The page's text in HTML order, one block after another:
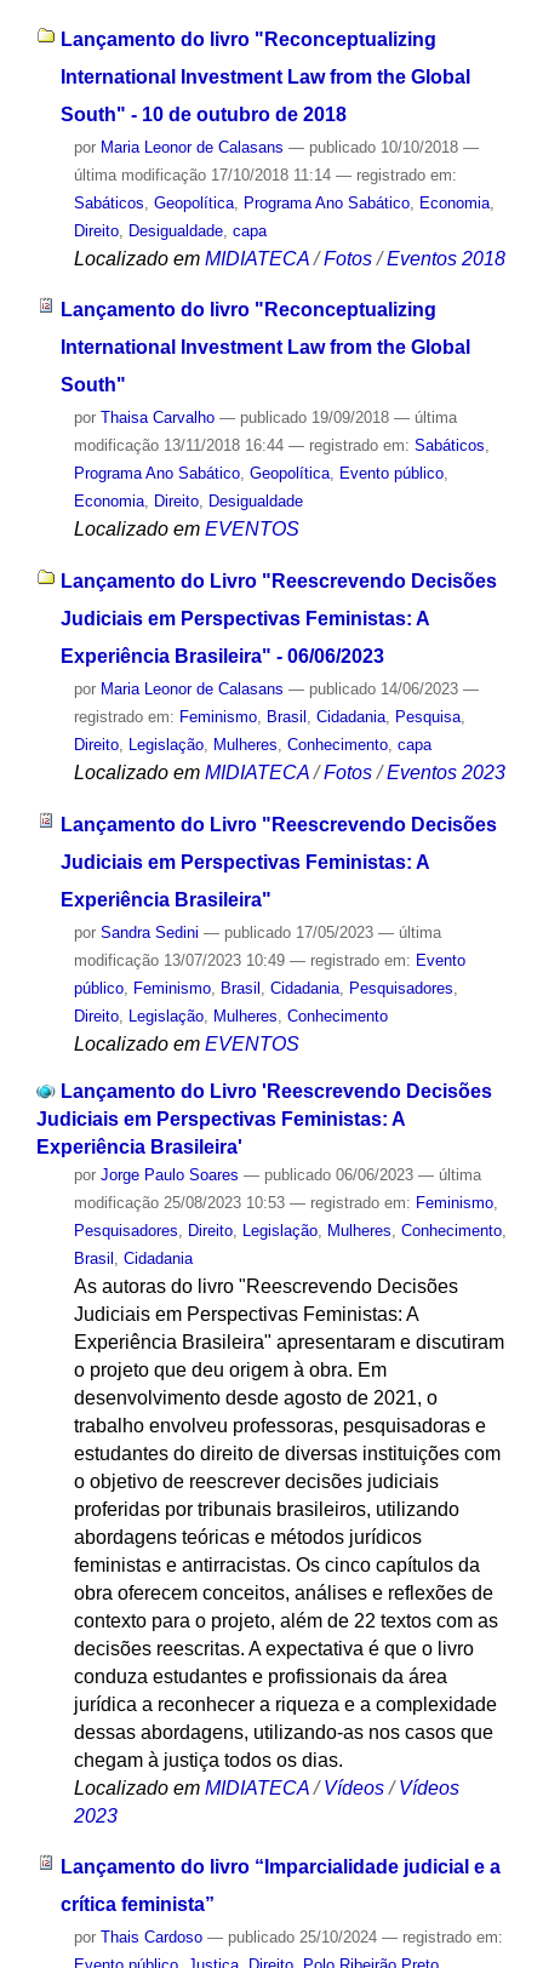
Lançamento do livro "Reconceptualizing
International Investment Law from the Global
South" - 10 de outubro de 2018
por Maria Leonor de Calasans — publicado10/10/2018 —
última modificação17/10/2018 11:14 — registrado em:
Sabáticos Geopolítica, Programa Ano Sabático, Economia,
Direito, Desigualdade, capa
Localizado em MIDIATECA /Fotos /Eventos 2018
Lançamento do livro "Reconceptualizing
International Investment Law from the Global
South"
por Thaisa Carvalho — publicado19/09/2018 — última
modificação13/11/2018 16:44 — registrado em: Sabáticos,
Programa Ano Sabático, Geopolítica, Evento público,
Economia, Direito, Desigualdade
Localizado em EVENTOS
Lançamento do Livro "Reescrevendo Decisões
Judiciais em Perspectivas Feministas: A
Experiência Brasileira" - 06/06/2023
por Maria Leonor de Calasans — publicado14/06/2023 —
registrado em: Feminismo, Brasil , Cidadania, Pesquisa,
Direito, Legislação, Mulheres, Conhecimento, capa
Localizado em MIDIATECA /Fotos /Eventos 2023
Lançamento do Livro "Reescrevendo Decisões
Judiciais em Perspectivas Feministas: A
Experiência Brasileira"
por Sandra Sedini — publicado17/05/2023 — última
modificação13/07/2023 10:49 — registrado em: Evento
público, Feminismo, Brasil Cidadania, Pesquisadores
Direito, Legislação, Mulheres Conhecimento
Localizado em EVENTOS
Lançamento do Livro 'Reescrevendo Decisões
Judiciais em Perspectivas Feministas: A
Experiência Brasileira'
por Jorge Paulo Soares — publicado06/06/2023 — última
modificação25/08/2023 10:53 — registrado em: Feminismo,
Pesquisadores
Direito, Legislação, Mulheres Conhecimento,
Brasil Cidadania
As autoras do livro "Reescrevendo Decisões
Judiciais em Perspectivas Feministas: A
Experiência Brasileira" apresentaram e discutiram
o projeto que deu origem à obra. Em
desenvolvimento desde agosto de 2021, o
trabalho envolveu professoras, pesquisadoras e
estudantes do direito de diversas instituições com
o objetivo de reescrever decisões judiciais
proferidas por tribunais brasileiros, utilizando
abordagens teóricas e métodos jurídicos
feministas e antirracistas. Os cinco capítulos da
obra oferecem conceitos, análises e reflexões de
contexto para o projeto, além de 22 textos com as
decisões reescritas. A expectativa é que o livro
conduza estudantes e profissionais da área
jurídica a reconhecer a riqueza e a complexidade
dessas abordagens, utilizando-as nos casos que
chegam à justiça todos os dias.
Localizado em MIDIATECA /Vídeos /Vídeos
2023
Lançamento do livro “Imparcialidade judicial e a
crítica feminista”
por Thais Cardoso — publicado25/10/2024 — registrado em: